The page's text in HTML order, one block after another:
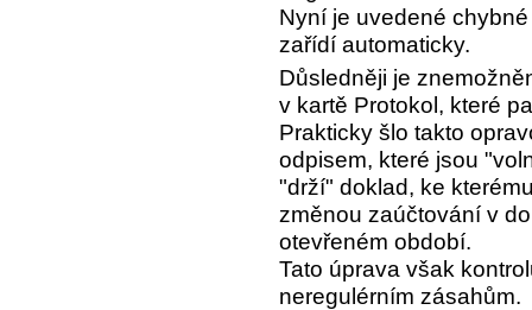
Nyní je uvedené
zařídí automaticky.
Důsledněji je
v kartě Protokol , které
Prakticky šlo takto
odpisem, které jsou
"drží" doklad, ke
změnou zaúčtování v
otevřeném období.
Tato úprava však
neregulérním zásahům.